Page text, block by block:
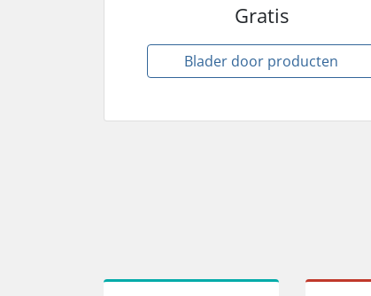
Gratis
Blader door producten